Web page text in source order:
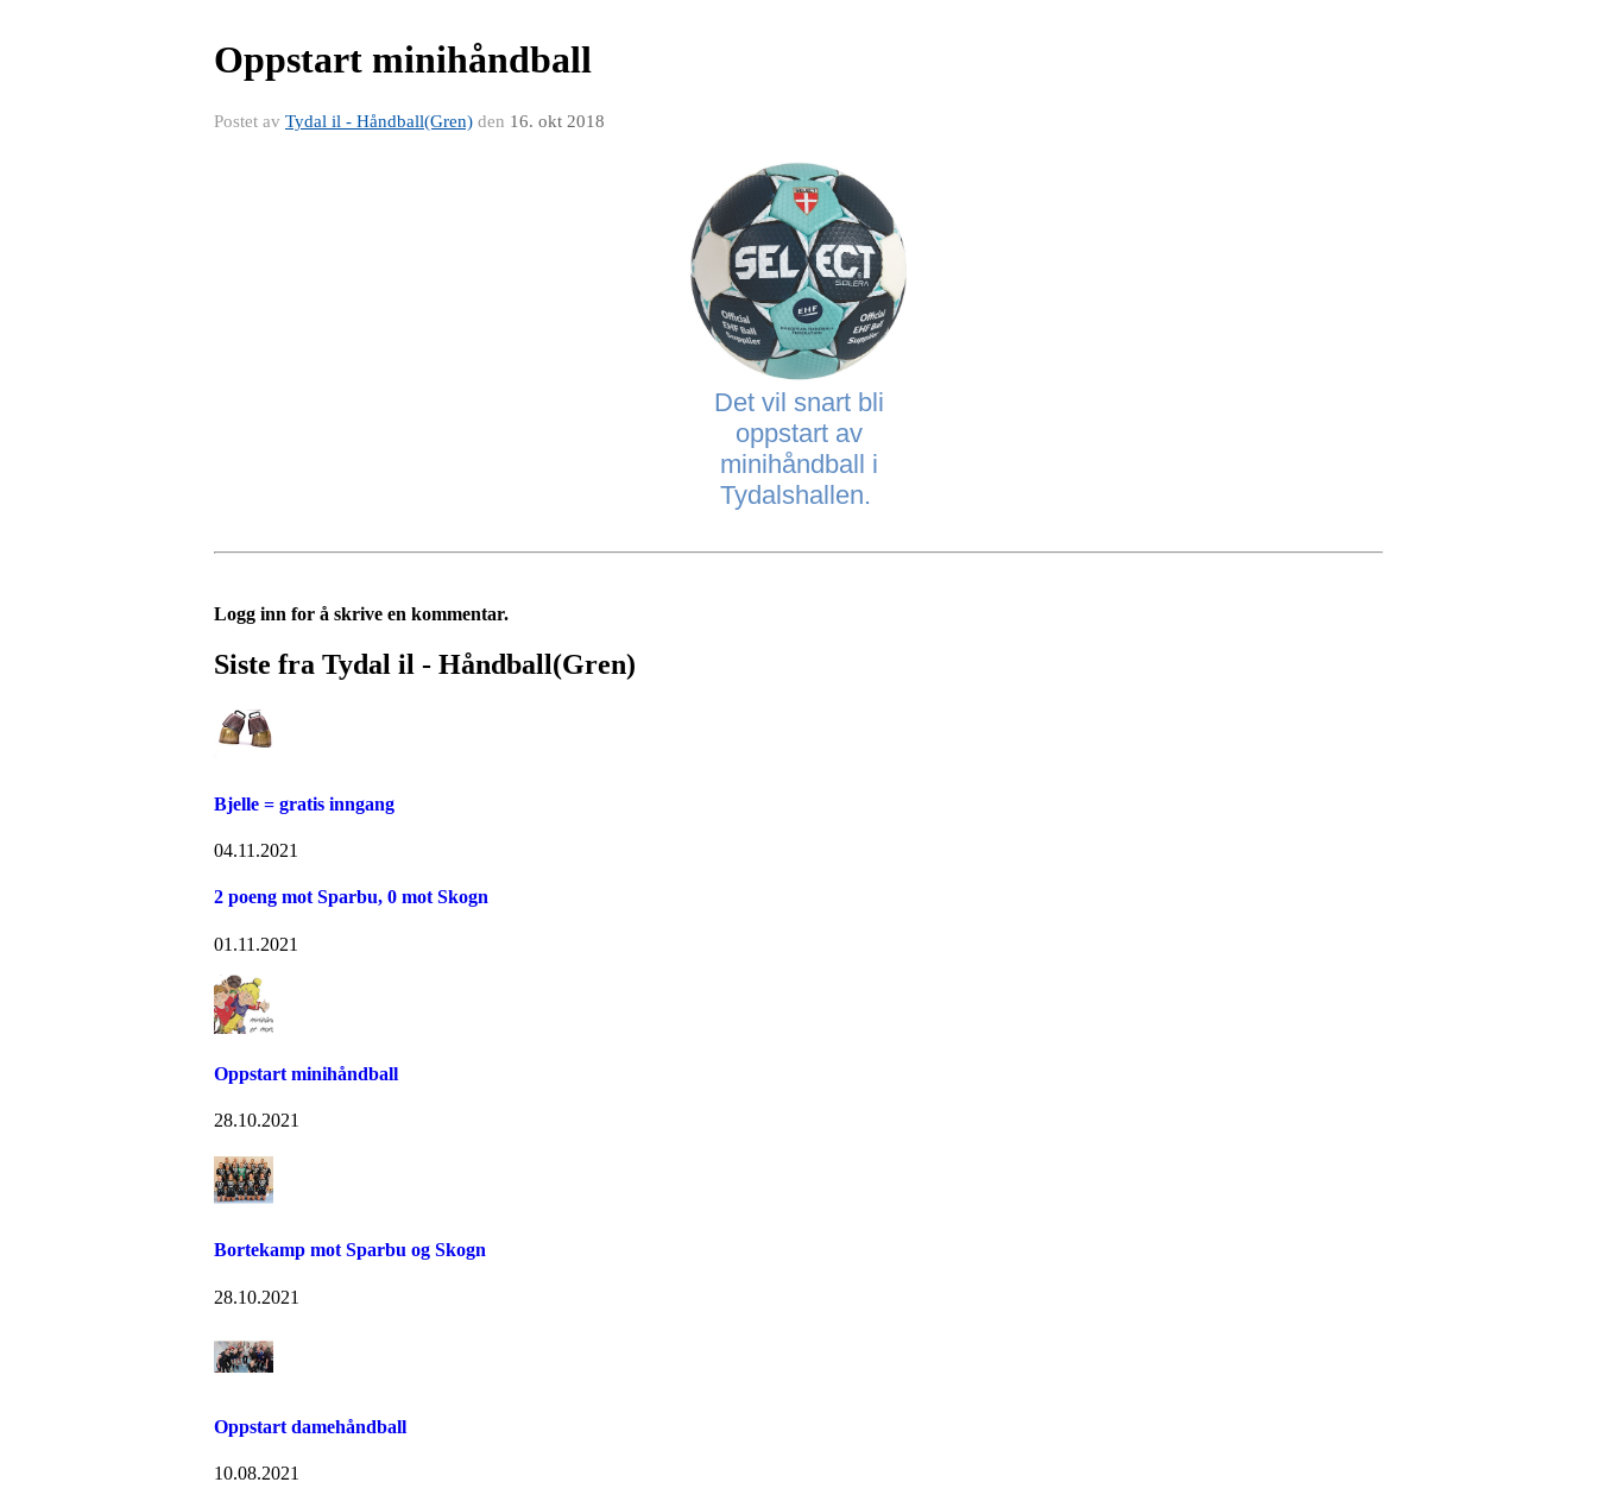
Oppstart minihåndball
Postet av Tydal il - Håndball(Gren) den 16. okt 2018
Det vil snart bli
oppstart av
minihåndball i
Tydalshallen.
Logg inn for å skrive en kommentar.
Siste fra Tydal il - Håndball(Gren)
Bjelle = gratis inngang
04.11.2021
2 poeng mot Sparbu, 0 mot Skogn
01.11.2021
Oppstart minihåndball
28.10.2021
Bortekamp mot Sparbu og Skogn
28.10.2021
Oppstart damehåndball
10.08.2021